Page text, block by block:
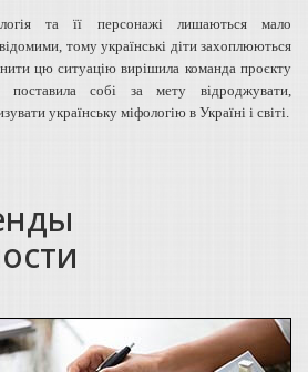
та її персонажі лишаються мало
тому українські діти захоплюються
цю ситуацію вирішила команда проєкту
поставила собі за мету відроджувати,
українську міфологію в Україні і світі.